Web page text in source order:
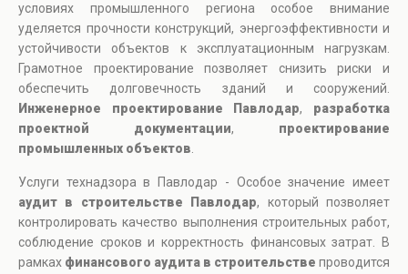
условиях промышленного региона особое внимание
уделяется прочности конструкций, энергоэффективности и
устойчивости объектов к эксплуатационным нагрузкам.
Грамотное проектирование позволяет снизить риски и
обеспечить долговечность зданий и сооружений.
Инженерное проектирование Павлодар, разработка
проектной документации, проектирование
промышленных объектов
Услуги технадзора в Павлодар - Особое значение имеет
аудит в строительстве Павлодар, который позволяет
контролировать качество выполнения строительных работ,
соблюдение сроков и корректность финансовых затрат. В
рамках финансового аудита в строительстве проводится